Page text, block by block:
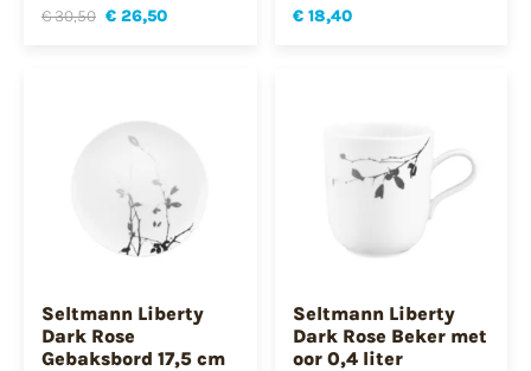
€ 30,50 € 26,50 € 18,40
Seltmann Liberty
Dark Rose
Gebaksbord 17,5 cm
Seltmann Liberty
Dark Rose Beker met
oor 0,4 liter